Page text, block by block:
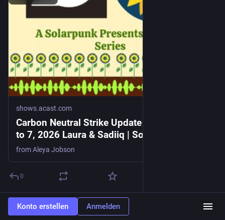
shows.acast.com
Carbon Neutral Strike Update 28: August 1
to 7, 2026 Laura & Sadiiq | Solarpunk
Presents
from Aleya Jobson
0
5 Std.
Ralf Bendrath
Konto erstellen Anmelden